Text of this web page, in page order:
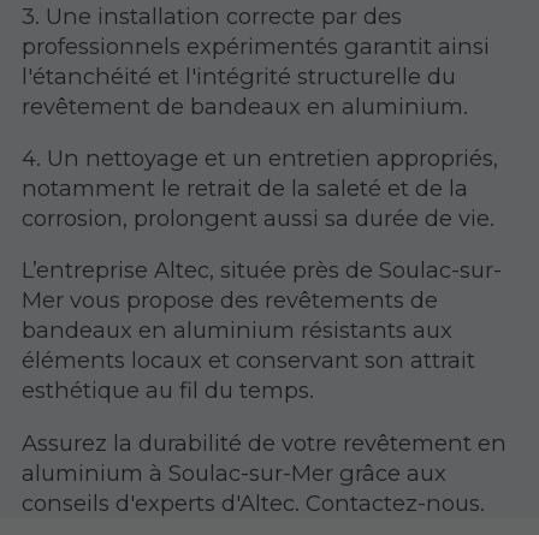
3. Une installation correcte par des
professionnels expérimentés garantit ainsi
l'étanchéité et l'intégrité structurelle du
revêtement de bandeaux en aluminium.
4. Un nettoyage et un entretien appropriés,
notamment le retrait de la saleté et de la
corrosion, prolongent aussi sa durée de vie.
L’entreprise Altec, située près de Soulac-sur-
Mer vous propose des revêtements de
bandeaux en aluminium résistants aux
éléments locaux et conservant son attrait
esthétique au fil du temps.
Assurez la durabilité de votre revêtement en
aluminium à Soulac-sur-Mer grâce aux
conseils d'experts d'Altec. Contactez-nous.